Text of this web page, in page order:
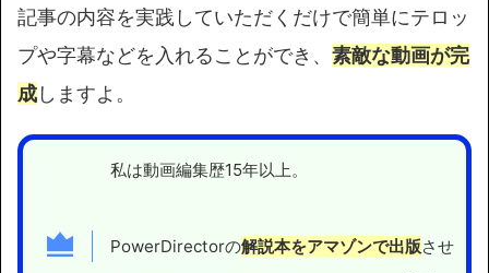
記事の内容を実践していただくだけで簡単にテロッ
プや字幕などを入れることができ、 素敵な動画が完
成しますよ。
私は動画編集歴15年以上。
PowerDirectorの解説本をアマゾンで出版させ